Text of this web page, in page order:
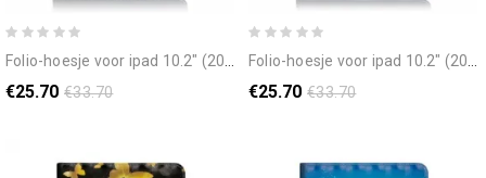
folio-hoesje voor ipad 10.2" (2020) (2019) / air 10.5" / pro 10.5" kleine hond
€25.70 €33.70
folio-hoesje voor ipad 10.2" (2020) (2019) / air 10.5" / pro 10.5" leeuwenkop
€25.70 €33.70